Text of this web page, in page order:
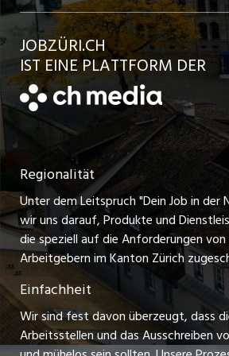
Jobs in der Stadt Bülach
Jobs in der Stadt Uster
Jobs in der Stadt Horgen
Festanstellungen
Temporäre Jobs
Freelance Jobs
Praktikum-Jobs
Lehrstellen
Ferienjobs
Führungspositionen
Kundenlogin
Schnittstelle
Ratgeber
AGB
Datenschutzerklärung
Nutzungsbedingungen
Impressum
Stellenmeldepflicht
jobbasel.ch
jobbern.ch
jobmittelland.ch
zentraljob.ch
myjob.ch
schaffu.ch (VS)
ajourjob.ch
limmattalerzeitung.ch
JOBZÜRI.CH
IST EINE PLATTFORM DER
Regionalität
Unter dem Leitspruch "Dein Job in der
wir uns darauf, Produkte und
die speziell auf die Anforderungen
Arbeitgebern im Kanton Zürich
Einfachheit
Wir sind fest davon überzeugt, dass
Arbeitsstellen und das Ausschreiben